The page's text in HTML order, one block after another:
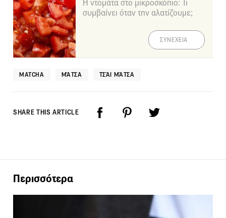
Η ντομάτα στο μικροσκόπιο: Τι
συμβαίνει όταν την αλατίζουμε;
ΣΥΝΕΧΕΙΑ
MATCHA ΜΆΤΣΑ ΤΣΆΙ ΜΆΤΣΑ
SHARE THIS ARTICLE
Περισσότερα